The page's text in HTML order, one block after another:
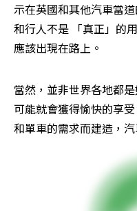
示在英國和其他汽車當
和行人不是 「真正」的
應該出現在路上。
當然，並非世界各地都
可能就會獲得愉快的享
和單車的需求而建造，